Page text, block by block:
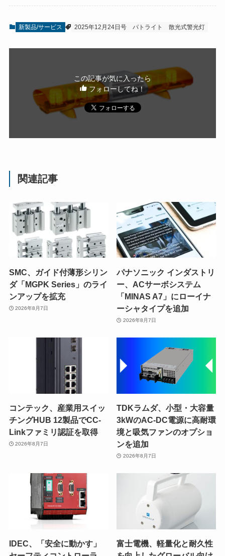
新製品/サービス 2025年12月24日号 パトライト 散光式警光灯
この記事が気に入ったら
フォローしてね！
関連記事
SMC、ガイド付薄形シリン
ダ「MGPK Series」のライ
ンアップを拡充
2026年8月7日
パナソニック インダストリ
ー、ACサーボシステム
「MINAS A7」にローイナ
ーシャタイプを追加
2026年8月7日
コンテック、産業用スイッ
チングHUB 12製品でCC-
Linkファミリ認証を取得
2026年8月7日
TDKラムダ、小型・大容量
3kWのAC-DC電源に高耐環
境と吸気ファンのオプショ
ンを追加
2026年8月7日
IDEC、「安全に動かす」
富士電機、軽量化と耐久性